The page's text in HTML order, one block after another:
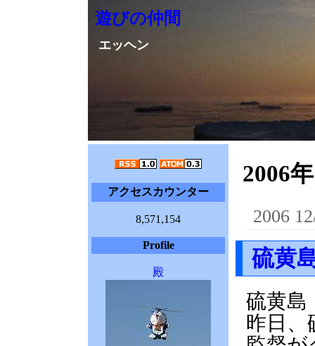
遊びの仲間
エッヘン
アクセスカウンター
8,571,154
Profile
殿
2006
2006
硫黄
硫黄島
昨日、